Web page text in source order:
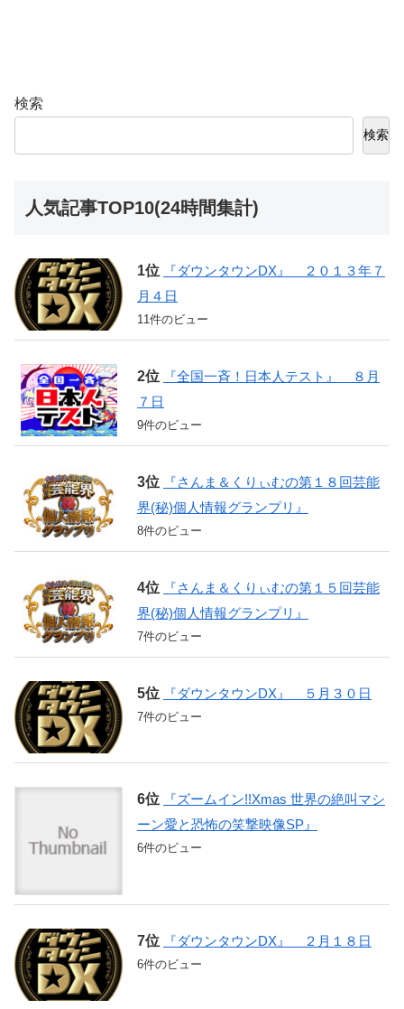
検索
検索
人気記事TOP10(24時間集計)
『ダウンタウンDX』 ２０１３年７
月４日
11件のビュー
『全国一斉！日本人テスト』 ８月
７日
9件のビュー
『さんま＆くりぃむの第１８回芸能
界(秘)個人情報グランプリ』
8件のビュー
『さんま＆くりぃむの第１５回芸能
界(秘)個人情報グランプリ』
7件のビュー
『ダウンタウンDX』 ５月３０日
7件のビュー
『ズームイン!!Xmas 世界の絶叫マシ
ーン愛と恐怖の笑撃映像SP』
6件のビュー
『ダウンタウンDX』 ２月１８日
6件のビュー